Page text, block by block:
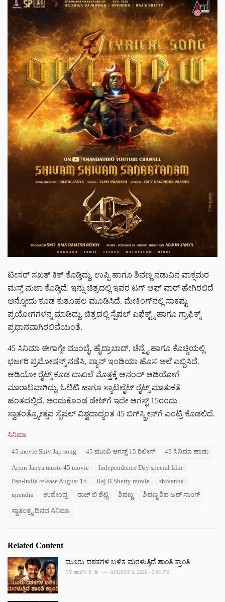
ಟೀಸರ್ ಸಖತ್ ಕಿಕ್ ಕೊಡ್ತಿದ್ದು, ಉಪ್ಪಿ ಹಾಗೂ ಶಿವಣ್ಣ ನಡುವಿನ ವಾಕ್ಸಮರ
ಮಸ್ತ್ ಮಜಾ ಕೊಡ್ತಿದೆ. ಇನ್ನು ಚಿತ್ರದಲ್ಲಿ ಇವರ ಟಗ್ ಆಫ್ ವಾರ್ ಹೇಗಿರಲಿದೆ
ಅನ್ನೋದು ಕೂಡ ಕುತೂಹಲ ಮೂಡಿಸಿದೆ. ಮೇಕಿಂಗ್‌ನಲ್ಲಿ ಸಾಕಷ್ಟು
ಪ್ರಯೋಗಗಳನ್ನ ಮಾಡಿದ್ದು, ಚಿತ್ರದಲ್ಲಿ ಸ್ಪೆಷಲ್ ಎಫೆಕ್ಟ್ಸ್ ಹಾಗೂ ಗ್ರಾಫಿಕ್ಸ್
ಪ್ರಧಾನವಾಗಿರಲಿವೆಯಂತೆ.
45 ಸಿನಿಮಾ ಈಗಾಗ್ಲೇ ಮುಂಬೈ, ಹೈದ್ರಾಬಾದ್, ಚೆನ್ನೈ ಹಾಗೂ ಕೊಚ್ಚಿಯಲ್ಲಿ
ಭರ್ಜರಿ ಪ್ರಮೋಷನ್ಸ್ ನಡೆಸಿ, ಪ್ಯಾನ್ ಇಂಡಿಯಾ ಹೊಸ ಅಲೆ ಎಬ್ಬಿಸಿದೆ.
ಆಡಿಯೋ ರೈಟ್ಸ್ ಕೂಡ ದಾಖಲೆ ಮೊತ್ತಕ್ಕೆ ಆನಂದ್ ಆಡಿಯೋಗೆ
ಮಾರಾಟವಾಗಿದ್ದು, ಓಟಿಟಿ ಹಾಗೂ ಸ್ಯಾಟಲೈಟ್ ರೈಟ್ಸ್ ಮಾತುಕತೆ
ಹಂತದಲ್ಲಿದೆ. ಅಂದುಕೊಂಡ ಡೇಟ್‌ಗೆ ಇದೇ ಆಗಸ್ಟ್ 15ರಂದು
ಸ್ವಾತಂತ್ರ್ಯೋತ್ಸವ ಸ್ಪೆಷಲ್ ವಿಶ್ವದಾದ್ಯಂತ 45 ಬಿಗ್‌‌‌ಸ್ಕ್ರೀನ್‌ಗೆ ಎಂಟ್ರಿ ಕೊಡಲಿದೆ.
C
ಸಿನಿಮಾ
45 movie Shiv Jap song 45 ಮೂವಿ ಆಗಸ್ಟ್ 15 ರಿಲೀಸ್ 45 ಸಿನಿಮಾ ಹಾಡು
Arjun Janya music 45 movie
Independence Day special film
Pan-India release August 15
Raj B Shetty movie
shivanna
upendra
ಉಪೇಂದ್ರ ರಾಜ್ ಬಿ ಶೆಟ್ಟಿ ಶಿವಣ್ಣ ಶಿವಣ್ಣ ಶಿವ ಜಪ್ ಸಾಂಗ್
ಸ್ವಾತಂತ್ರ್ಯ ದಿನದ ಸಿನಿಮಾ
Related Content
ಮೂರು ದಶಕಗಳ ಬಳಿಕ ಮರಳುತ್ತಿದೆ ಶಾಂತಿ ಕ್ರಾಂತಿ
BY ಶಾಲಿನಿ ಕೆ. ಡಿ AUGUST 6, 2026 - 5:06 PM